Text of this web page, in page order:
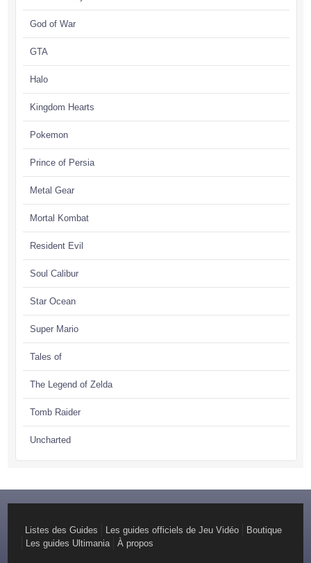
God of War
GTA
Halo
Kingdom Hearts
Pokemon
Prince of Persia
Metal Gear
Mortal Kombat
Resident Evil
Soul Calibur
Star Ocean
Super Mario
Tales of
The Legend of Zelda
Tomb Raider
Uncharted
Listes des Guides Les guides officiels de Jeu Vidéo
Boutique
Les guides Ultimania
À propos